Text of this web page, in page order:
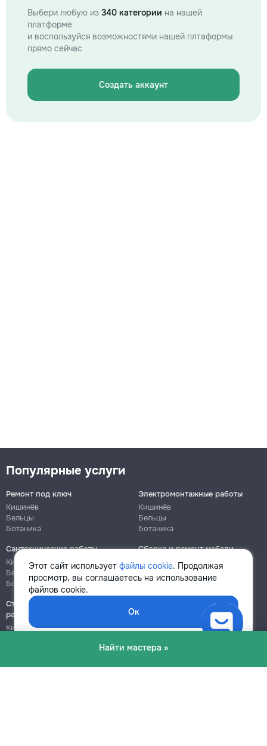
Выбери любую из 340 категории на нашей
платформе
и воспользуйся возможностями нашей плтаформы
прямо сейчас
Создать аккаунт
Найти мастера »
Этот сайт использует файлы cookie. Продолжая
просмотр, вы соглашаетесь на использование
файлов cookie.
Ок
Популярные услуги
Ремонт под ключ
Кишинёв
Бельцы
Ботаника
Электромонтажные работы
Кишинёв
Бельцы
Ботаника
Сантехнические работы
Кишинёв
Бельцы
Ботаника
Сборка и ремонт мебели
Кишинёв
Ботаника
Строительно-монтажные
работы
Кишинёв